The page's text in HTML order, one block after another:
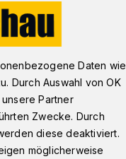
Daten wie
Durch Auswahl von OK
Partner
Zwecke. Durch
diese deaktiviert.
möglicherweise